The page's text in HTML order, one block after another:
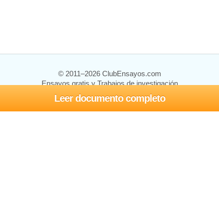
Leer documento completo
© 2011–2026 ClubEnsayos.com
Ensayos gratis y Trabajos de investigación